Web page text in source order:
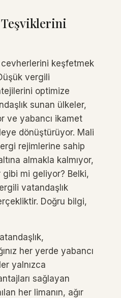
Teşviklerini
cevherlerini keşfetmek
vergili
optimize
sunan ülkeler,
ve yabancı ikamet
dönüştürüyor. Mali
rejimlerine sahip
almakla kalmıyor,
gibi mi geliyor? Belki,
vatandaşlık
Doğru bilgi,
her yerde yabancı
yalnızca
sağlayan
her limanın, ağır